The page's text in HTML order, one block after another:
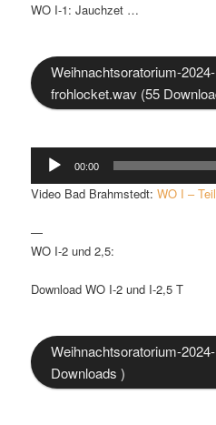
WO I-1: Jauchzet …
Weihnachtsoratorium-
frohlocket.wav (55
Audio-
Player
00:00
Video Bad Brahmstedt:WO I – Teil
—
WO I-2 und 2,5:
Download WO I-2 und I-2,5 T
Weihnachtsoratorium-
Downloads )